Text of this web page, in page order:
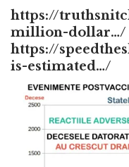
https://
million-dollar…/
https://
is-estimated…/